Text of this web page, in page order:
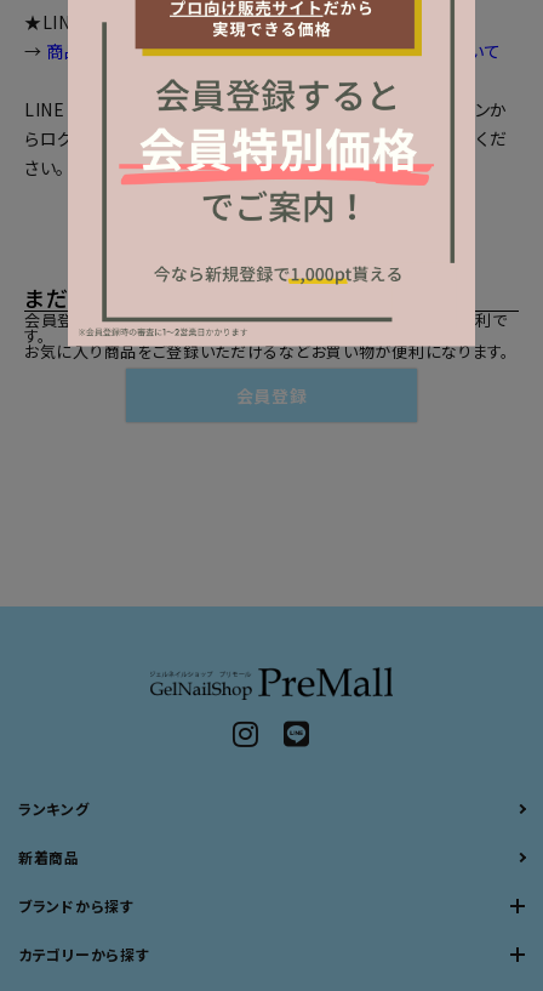
★LINEログインをご利用のお客様へお知らせ
→ 商品画面等で個数選択等が出来ない場合の対処法について
LINEとの会員連携がお済みの方は、「LINEでログイン」ボタンか
らログインしてください。まだの方は、 LINEと会員連携
をしてくだ
さい。
まだご登録がお済みでないお客様
会員登録をしていただきますと、二度目のお買い物時にとても便利で
す。
お気に入り商品をご登録いただけるなどお買い物が便利になります。
会員登録
ランキング
新着商品
ブランドから探す
カテゴリーから探す